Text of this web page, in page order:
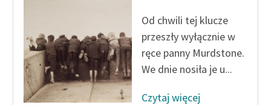
Zasady wykorzystania
Wolnych Lektur
Logotypy
Od chwili tej klucze
przeszły wyłącznie w
ręce panny Murdstone.
We dnie nosiła je u...
Czytaj więcej